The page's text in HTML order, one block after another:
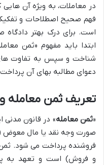
در معاملات، به ویژه آن هایی
فهم صحیح اصطلاحات و
است. برای درک بهتر دادگاه
ابتدا باید مفهوم «ثمن
شناخت و سپس به تفاوت های
دعوای مطالبه بهای آن
تعریف ثمن معامله
«ثمن معامله» در قانون مدنی
صورت وجه نقد یا مال معوض
فروشنده پرداخت می شود.
و فروش) است و تعهد به